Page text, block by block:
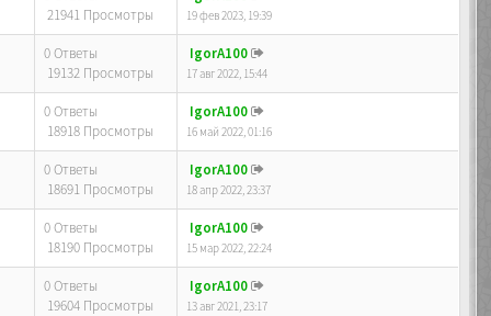
21941 Просмотры
19 фев 2023, 19:39
0 Ответы
19132 Просмотры
IgorA100
17 авг 2022, 15:44
0 Ответы
18918 Просмотры
IgorA100
16 май 2022, 01:16
0 Ответы
18691 Просмотры
IgorA100
18 апр 2022, 23:37
0 Ответы
18190 Просмотры
IgorA100
15 мар 2022, 22:24
0 Ответы
19604 Просмотры
IgorA100
13 авг 2021, 23:17